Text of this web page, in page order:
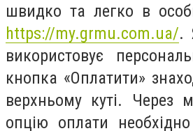
швидко та легко в
https://my.grmu.com.ua/.
використовує
кнопка «Оплатити»
верхньому куті. Через
опцію оплати